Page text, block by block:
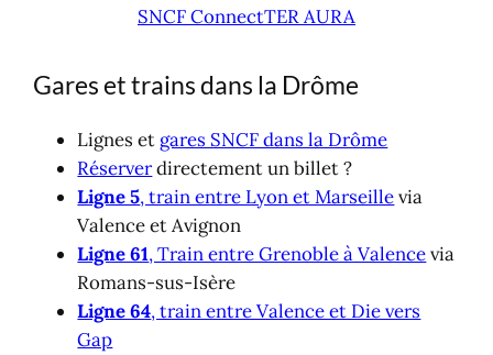
SNCF ConnectTER AURA
Gares et trains dans la Drôme
Lignes et gares SNCF dans la Drôme
Réserverdirectement un billet ?
Ligne 5, train entre Lyon et Marseillevia
Valence et Avignon
Ligne 61, Train entre Grenoble à Valencevia
Romans-sus-Isère
Ligne 64, train entre Valence et Die vers
Gap